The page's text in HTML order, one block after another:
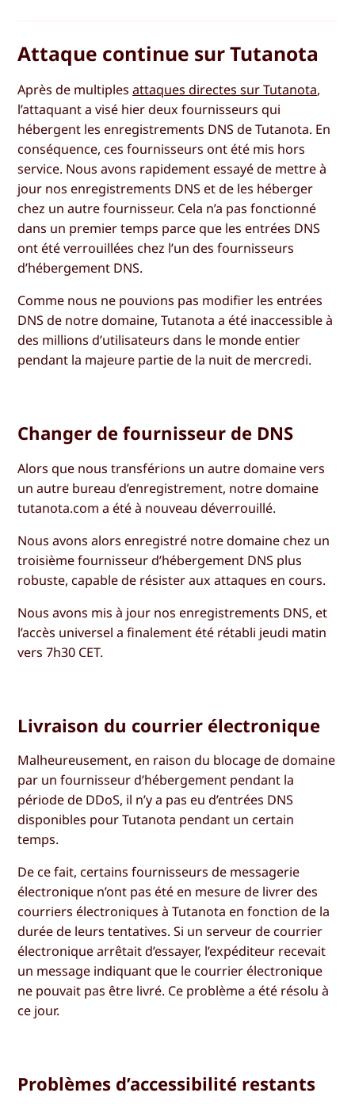
Attaque continue sur Tutanota
Après de multiplesattaques directes sur Tutanota,
l’attaquant a visé hier deux fournisseurs qui
hébergent les enregistrements DNS de Tutanota. En
conséquence, ces fournisseurs ont été mis hors
service. Nous avons rapidement essayé de mettre à
jour nos enregistrements DNS et de les héberger
chez un autre fournisseur. Cela n’a pas fonctionné
dans un premier temps parce que les entrées DNS
ont été verrouillées chez l’un des fournisseurs
d’hébergement DNS.
Comme nous ne pouvions pas modifier les entrées
DNS de notre domaine, Tutanota a été inaccessible à
des millions d’utilisateurs dans le monde entier
pendant la majeure partie de la nuit de mercredi.
Changer de fournisseur de DNS
Alors que nous transférions un autre domaine vers
un autre bureau d’enregistrement, notre domaine
tutanota.com a été à nouveau déverrouillé.
Nous avons alors enregistré notre domaine chez un
troisième fournisseur d’hébergement DNS plus
robuste, capable de résister aux attaques en cours.
Nous avons mis à jour nos enregistrements DNS, et
l’accès universel a finalement été rétabli jeudi matin
vers 7h30 CET.
Livraison du courrier électronique
Malheureusement, en raison du blocage de domaine
par un fournisseur d’hébergement pendant la
période de DDoS, il n’y a pas eu d’entrées DNS
disponibles pour Tutanota pendant un certain
temps.
De ce fait, certains fournisseurs de messagerie
électronique n’ont pas été en mesure de livrer des
courriers électroniques à Tutanota en fonction de la
durée de leurs tentatives. Si un serveur de courrier
électronique arrêtait d’essayer, l’expéditeur recevait
un message indiquant que le courrier électronique
ne pouvait pas être livré. Ce problème a été résolu à
ce jour.
Problèmes d’accessibilité restants